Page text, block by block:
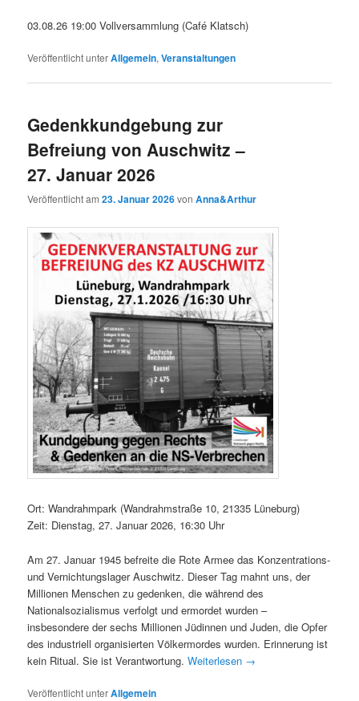
03.08.26 19:00 Vollversammlung (Café Klatsch)
Veröffentlicht unterAllgemein,Veranstaltungen
Gedenkkundgebung zur
Befreiung von Auschwitz –
27. Januar 2026
Veröffentlicht am23. Januar 2026vonAnna&Arthur
Ort: Wandrahmpark (Wandrahmstraße 10, 21335 Lüneburg)
Zeit: Dienstag, 27. Januar 2026, 16:30 Uhr
Am 27. Januar 1945 befreite die Rote Armee das Konzentrations-
und Vernichtungslager Auschwitz. Dieser Tag mahnt uns, der
Millionen Menschen zu gedenken, die während des
Nationalsozialismus verfolgt und ermordet wurden –
insbesondere der sechs Millionen Jüdinnen und Juden, die Opfer
des industriell organisierten Völkermordes wurden. Erinnerung ist
kein Ritual. Sie ist Verantwortung.Weiterlesen →
Veröffentlicht unterAllgemein